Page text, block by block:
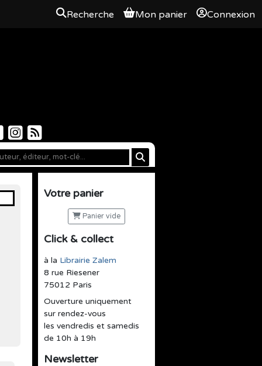
Recherche Mon panier Connexion
Votre panier
Panier vide
Click & collect
à la Librairie Zalem
8 rue Riesener
75012 Paris
Ouverture uniquement
sur rendez-vous
les vendredis et samedis
de 10h à 19h
Newsletter